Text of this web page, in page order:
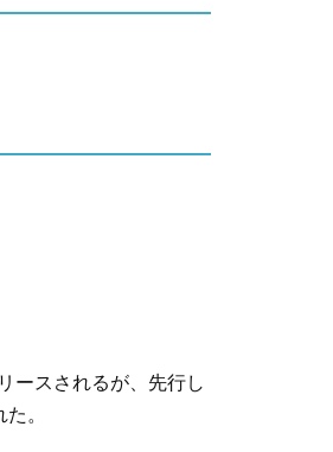
ースされるが、先行し
。